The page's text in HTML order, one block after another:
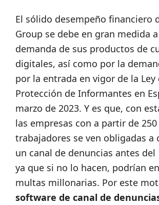
El sólido desempeño financiero
Group se debe en gran medida
demanda de sus productos de
digitales, así como por la
por la entrada en vigor de la Ley
Protección de Informantes en
marzo de 2023. Y es que, con
las empresas con a partir de 250
trabajadores se ven obligadas a
un canal de denuncias antes del
ya que si no lo hacen, podrían
multas millonarias. Por este
software de canal de